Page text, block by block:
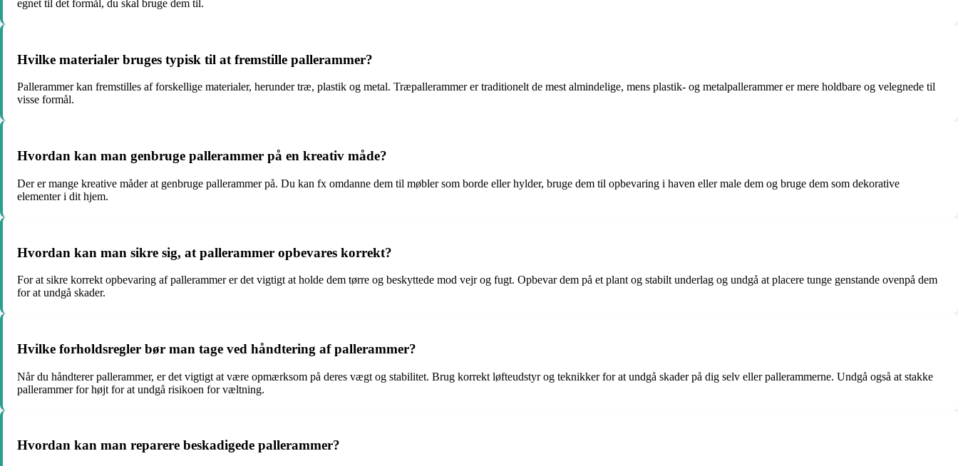
egnet til det formål, du skal bruge dem til.
Hvilke materialer bruges typisk til at fremstille pallerammer?
Pallerammer kan fremstilles af forskellige materialer, herunder træ, plastik og metal. Træpallerammer er traditionelt de mest almindelige, mens plastik- og metalpallerammer er mere holdbare og velegnede til
visse formål.
Hvordan kan man genbruge pallerammer på en kreativ måde?
Der er mange kreative måder at genbruge pallerammer på. Du kan fx omdanne dem til møbler som borde eller hylder, bruge dem til opbevaring i haven eller male dem og bruge dem som dekorative
elementer i dit hjem.
Hvordan kan man sikre sig, at pallerammer opbevares korrekt?
For at sikre korrekt opbevaring af pallerammer er det vigtigt at holde dem tørre og beskyttede mod vejr og fugt. Opbevar dem på et plant og stabilt underlag og undgå at placere tunge genstande ovenpå dem
for at undgå skader.
Hvilke forholdsregler bør man tage ved håndtering af pallerammer?
Når du håndterer pallerammer, er det vigtigt at være opmærksom på deres vægt og stabilitet. Brug korrekt løfteudstyr og teknikker for at undgå skader på dig selv eller pallerammerne. Undgå også at stakke
pallerammer for højt for at undgå risikoen for væltning.
Hvordan kan man reparere beskadigede pallerammer?